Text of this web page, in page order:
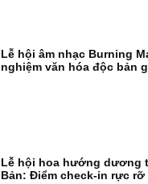
Lễ hội âm nhạc Burning
nghiệm văn hóa độc bản
Lễ hội hoa hướng dương
Bản: Điểm check-in rực rỡ